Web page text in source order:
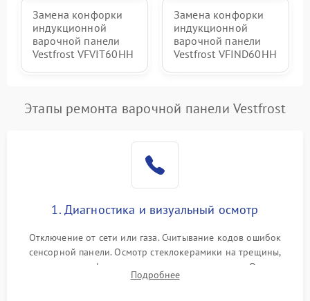
Замена конфорки
индукционной
варочной панели
Vestfrost VFVIT60HH
Замена конфорки
индукционной
варочной панели
Vestfrost VFIND60HH
Этапы ремонта варочной панели Vestfrost
1. Диагностика и визуальный осмотр
Отключение от сети или газа. Считывание кодов ошибок
сенсорной панели. Осмотр стеклокерамики на трещины,
проверка конфорок на равномерность нагрева. Опрос
клиента о симптомах (не включается, не видит посуду,
Подробнее